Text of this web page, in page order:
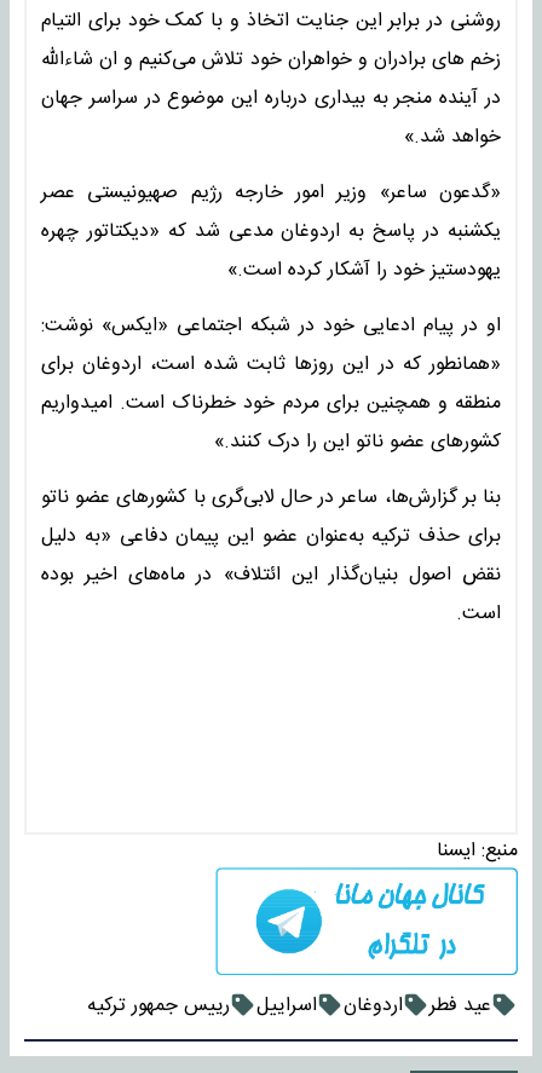
روشنی در برابر این جنایت اتخاذ و با کمک خود برای التیام
زخم های برادران و خواهران خود تلاش می‌کنیم و ان شاءالله
در آینده منجر به بیداری درباره این موضوع در سراسر جهان
خواهد شد.»
«گدعون ساعر» وزیر امور خارجه رژیم صهیونیستی عصر
یکشنبه در پاسخ به اردوغان مدعی شد که «دیکتاتور چهره
یهودستیز خود را آشکار کرده است.»
او در پیام ادعایی خود در شبکه اجتماعی «ایکس» نوشت:
«همانطور که در این روزها ثابت شده است، اردوغان برای
منطقه و همچنین برای مردم خود خطرناک است. امیدواریم
کشورهای عضو ناتو این را درک کنند.»
بنا بر گزارش‌ها، ساعر در حال لابی‌گری با کشورهای عضو ناتو
برای حذف ترکیه به‌عنوان عضو این پیمان دفاعی «به دلیل
نقض اصول بنیان‌گذار این ائتلاف» در ماه‌های اخیر بوده
است.
منبع: ايسنا
عید فطر اردوغان اسراییل رییس جمهور ترکیه